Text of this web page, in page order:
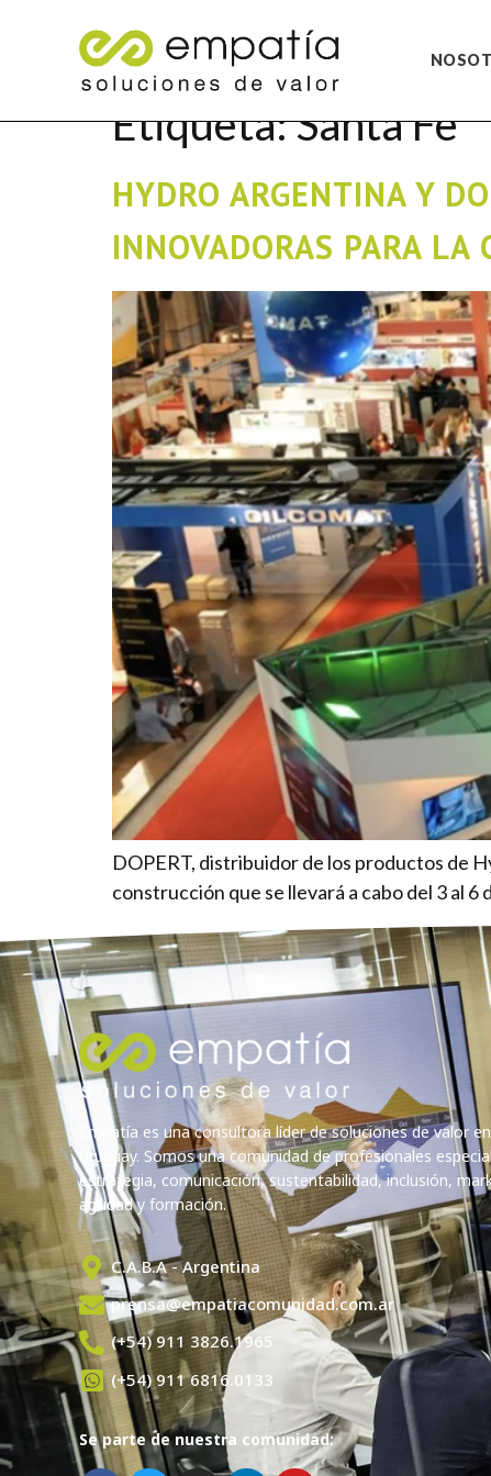
Etiqueta:Santa Fe
HYDRO ARGENTINA Y
INNOVADORAS PARA LA
DOPERT, distribuidor de los productos de
construcción que se llevará a cabo del 3 al
Empatía es una consultora líder de soluciones de valor
Uruguay. Somos una comunidad de profesionales
estrategia, comunicación, sustentabilidad, inclusión,
agilidad y formación.
C.A.B.A - Argentina
prensa@empatiacomunidad.com.ar
(+54) 911 3826.1965
(+54) 911 6816.0133
Se parte de nuestra comunidad: